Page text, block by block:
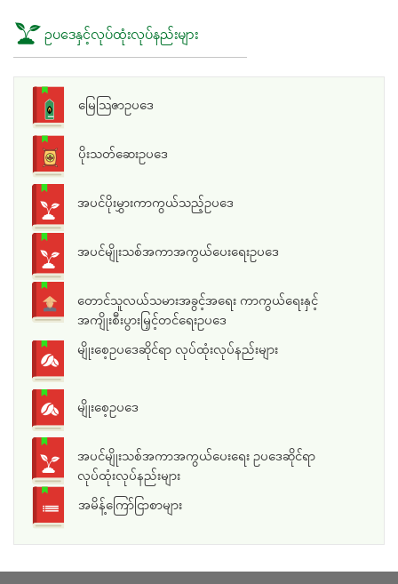
ဥပဒေနှင့်လုပ်ထုံးလုပ်နည်းများ
မြေသြဇာဥပဒေ
ပိုးသတ်ဆေးဥပဒေ
အပင်ပိုးမွှားကာကွယ်သည့်ဥပဒေ
အပင်မျိုးသစ်အကာအကွယ်ပေးရေးဥပဒေ
တောင်သူလယ်သမားအခွင့်အရေး ကာကွယ်ရေးနှင့်
အကျိုးစီးပွားမြှင့်တင်ရေးဥပဒေ
မျိုးစေ့ဥပဒေဆိုင်ရာ လုပ်ထုံးလုပ်နည်းများ
မျိုးစေ့ဥပဒေ
အပင်မျိုးသစ်အကာအကွယ်ပေးရေး ဥပဒေဆိုင်ရာ
လုပ်ထုံးလုပ်နည်းများ
အမိန့်ကြော်ငြာစာများ